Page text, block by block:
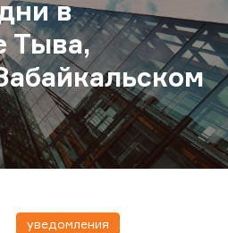
в
Тыва,
уведомления